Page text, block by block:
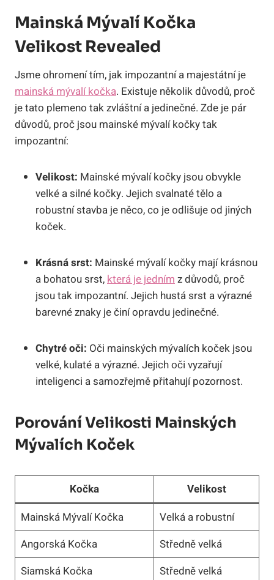
Mainská Mývalí Kočka
Velikost Revealed
Jsme ohromení tím, jak impozantní a majestátní je
mainská mývalí kočka. Existuje několik důvodů, proč
je tato plemeno tak zvláštní a jedinečné. Zde je pár
důvodů, proč jsou mainské mývalí kočky tak
impozantní:
Velikost: Mainské mývalí kočky jsou obvykle
velké a silné kočky. Jejich svalnaté tělo a
robustní stavba je něco, co je odlišuje od jiných
koček.
Krásná srst: Mainské mývalí kočky mají krásnou
a bohatou srst,která je jednímz důvodů, proč
jsou tak impozantní. Jejich hustá srst a výrazné
barevné znaky je činí opravdu jedinečné.
Chytré oči: Oči mainských mývalích koček jsou
velké, kulaté a výrazné. Jejich oči vyzařují
inteligenci a samozřejmě přitahují pozornost.
Porování Velikosti Mainských
Mývalích Koček
Kočka
Velikost
Mainská Mývalí Kočka
Velká a robustní
Angorská Kočka
Středně velká
Siamská Kočka
Středně velká